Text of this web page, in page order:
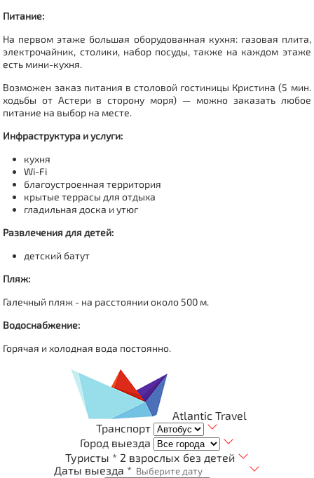
Питание:
На первом этаже большая оборудованная кухня: газовая плита,
электрочайник, столики, набор посуды, также на каждом этаже
есть мини-кухня.
Возможен заказ питания в столовой гостиницы Кристина (5 мин.
ходьбы от Астери в сторону моря) — можно заказать любое
питание на выбор на месте.
Инфраструктура и услуги:
кухня
Wi-Fi
благоустроенная территория
крытые террасы для отдыха
гладильная доска и утюг
Развлечения для детей:
детский батут
Пляж:
Галечный пляж - на расстоянии около 500 м.
Водоснабжение:
Горячая и холодная вода постоянно.
Atlantic Travel
Транспорт
Город выезда
Туристы * 2 взрослых без детей
Даты выезда *